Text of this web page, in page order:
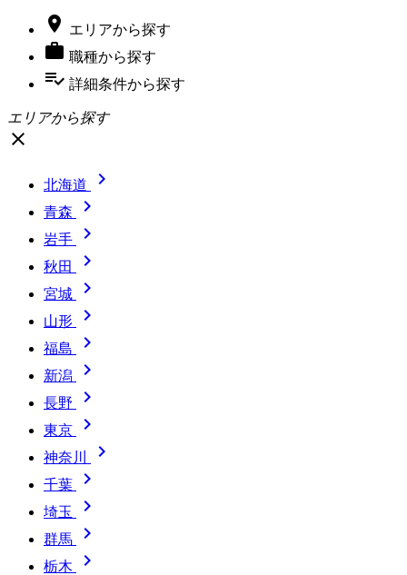
 エリアから探す
 職種から探す
playlist_add_check 詳細条件から探す
エリアから探す
close
北海道 
青森 
岩手 
秋田 
宮城 
山形 
福島 
新潟 
長野 
東京 
神奈川 
千葉 
埼玉 
群馬 
栃木 